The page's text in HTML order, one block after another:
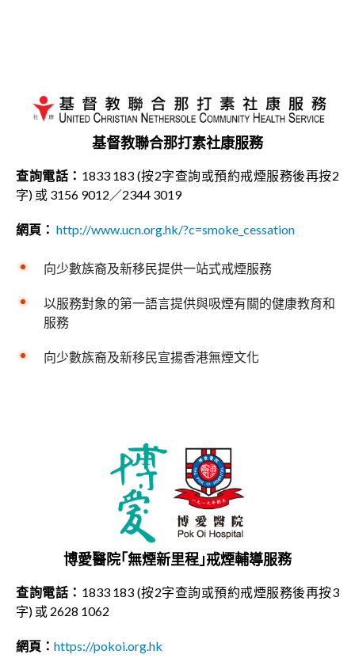
基督教聯合那打素社康服務
查詢電話： 1833 183 (按2字查詢或預約戒煙服務後再按2
字) 或 3156 9012／2344 3019
網頁： http://www.ucn.org.hk/?c=smoke_cessation
向少數族裔及新移民提供一站式戒煙服務
以服務對象的第一語言提供與吸煙有關的健康教育和
服務
向少數族裔及新移民宣揚香港無煙文化
博愛醫院｢無煙新里程｣戒煙輔導服務
查詢電話： 1833 183 (按2字查詢或預約戒煙服務後再按3
字) 或 2628 1062
網頁： https://pokoi.org.hk